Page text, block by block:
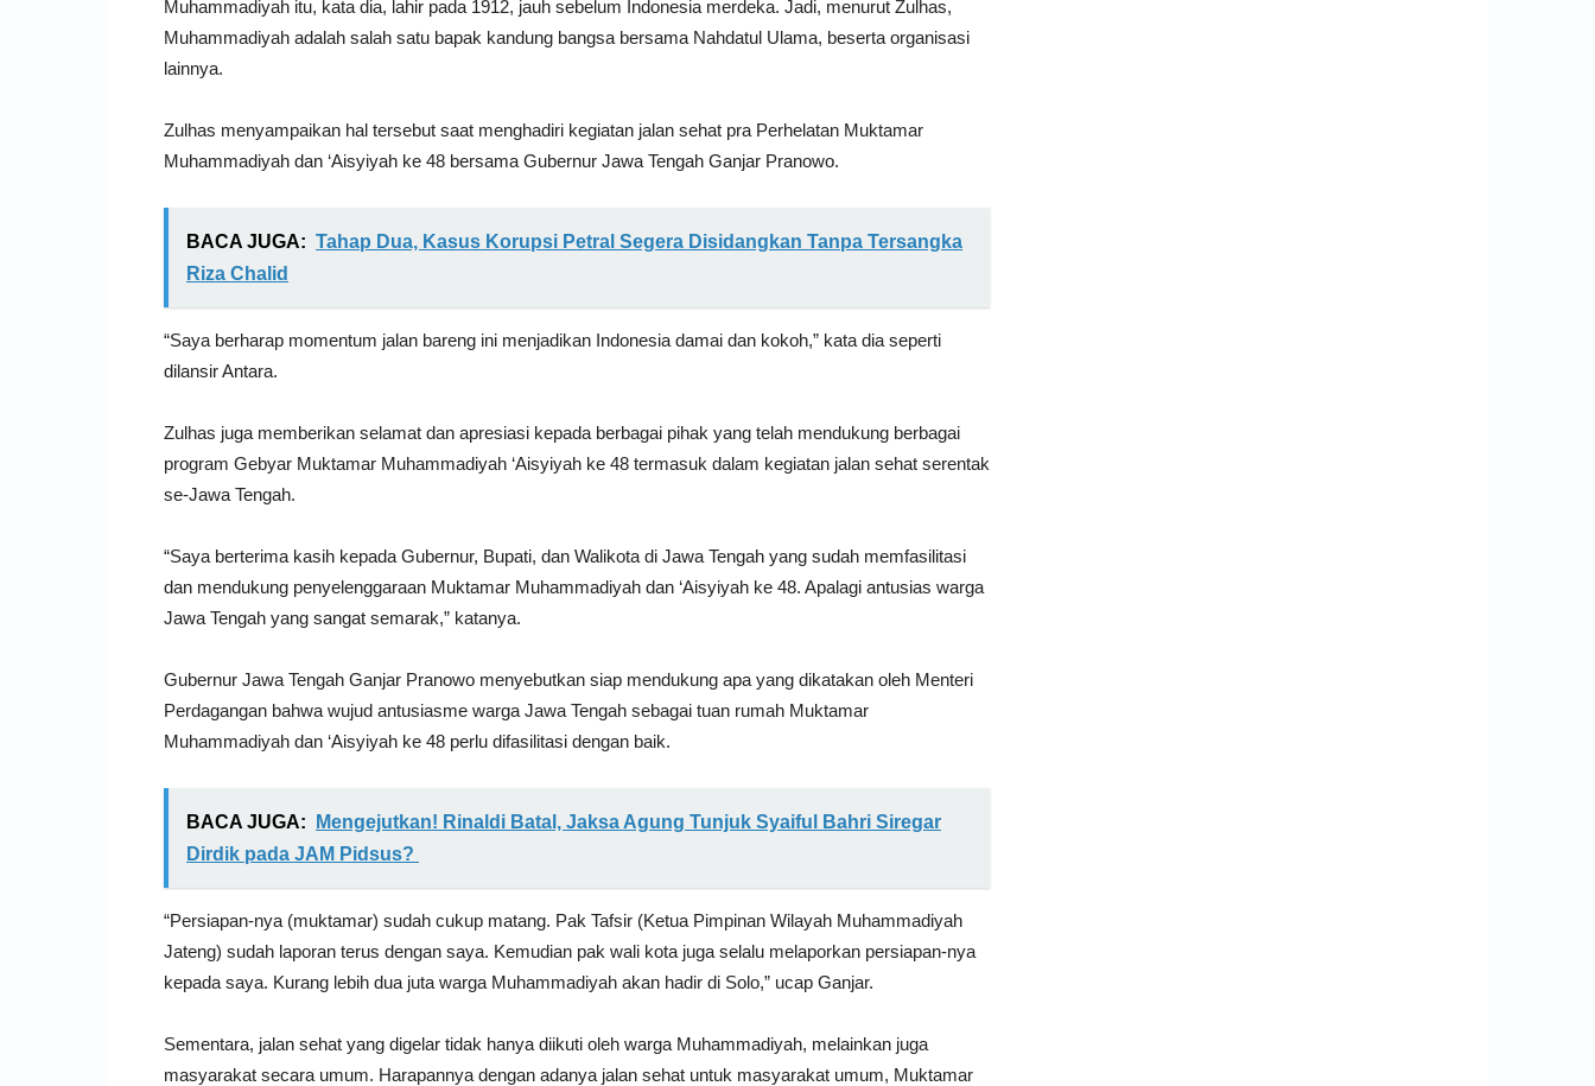
Muhammadiyah itu, kata dia, lahir pada 1912, jauh sebelum Indonesia merdeka. Jadi, menurut Zulhas,
Muhammadiyah adalah salah satu bapak kandung bangsa bersama Nahdatul Ulama, beserta organisasi
lainnya.
Zulhas menyampaikan hal tersebut saat menghadiri kegiatan jalan sehat pra Perhelatan Muktamar
Muhammadiyah dan ‘Aisyiyah ke 48 bersama Gubernur Jawa Tengah Ganjar Pranowo.
BACA JUGA: Tahap Dua, Kasus Korupsi Petral Segera Disidangkan Tanpa Tersangka
Riza Chalid
“Saya berharap momentum jalan bareng ini menjadikan Indonesia damai dan kokoh,” kata dia seperti
dilansir Antara.
Zulhas juga memberikan selamat dan apresiasi kepada berbagai pihak yang telah mendukung berbagai
program Gebyar Muktamar Muhammadiyah ‘Aisyiyah ke 48 termasuk dalam kegiatan jalan sehat serentak
se-Jawa Tengah.
“Saya berterima kasih kepada Gubernur, Bupati, dan Walikota di Jawa Tengah yang sudah memfasilitasi
dan mendukung penyelenggaraan Muktamar Muhammadiyah dan ‘Aisyiyah ke 48. Apalagi antusias warga
Jawa Tengah yang sangat semarak,” katanya.
Gubernur Jawa Tengah Ganjar Pranowo menyebutkan siap mendukung apa yang dikatakan oleh Menteri
Perdagangan bahwa wujud antusiasme warga Jawa Tengah sebagai tuan rumah Muktamar
Muhammadiyah dan ‘Aisyiyah ke 48 perlu difasilitasi dengan baik.
BACA JUGA:
Mengejutkan! Rinaldi Batal, Jaksa Agung Tunjuk Syaiful Bahri Siregar
Dirdik pada JAM Pidsus?
“Persiapan-nya (muktamar) sudah cukup matang. Pak Tafsir (Ketua Pimpinan Wilayah Muhammadiyah
Jateng) sudah laporan terus dengan saya. Kemudian pak wali kota juga selalu melaporkan persiapan-nya
kepada saya. Kurang lebih dua juta warga Muhammadiyah akan hadir di Solo,” ucap Ganjar.
Sementara, jalan sehat yang digelar tidak hanya diikuti oleh warga Muhammadiyah, melainkan juga
masyarakat secara umum. Harapannya dengan adanya jalan sehat untuk masyarakat umum, Muktamar